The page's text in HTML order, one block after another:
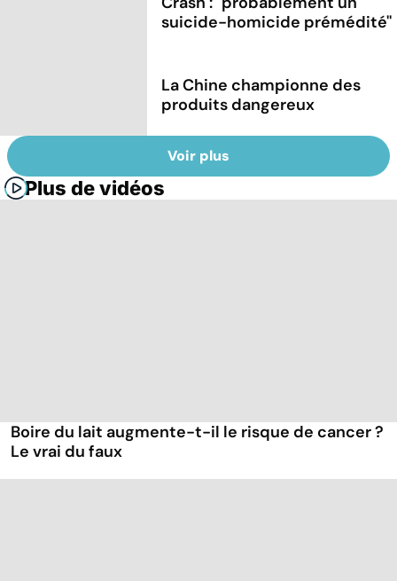
suicide-homicide prémédité''
La Chine championne des
produits dangereux
Voir plus
Plus de vidéos
Boire du lait augmente-t-il le risque de cancer ?
Le vrai du faux